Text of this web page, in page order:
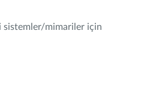
sistemler/mimariler için